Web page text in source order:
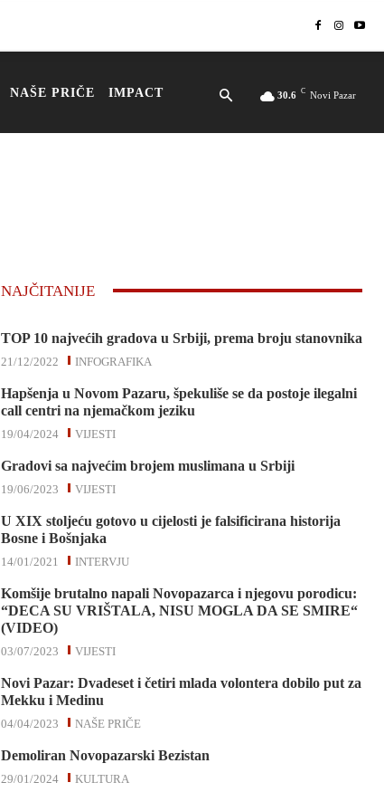
NAŠE PRIČE IMPACT 30.6 C Novi Pazar
NAJČITANIJE
TOP 10 najvećih gradova u Srbiji, prema broju stanovnika
INFOGRAFIKA
21/12/2022
Hapšenja u Novom Pazaru, špekuliše se da postoje ilegalni
call centri na njemačkom jeziku
VIJESTI
19/04/2024
Gradovi sa najvećim brojem muslimana u Srbiji
VIJESTI
19/06/2023
U XIX stoljeću gotovo u cijelosti je falsificirana historija
Bosne i Bošnjaka
INTERVJU
14/01/2021
Komšije brutalno napali Novopazarca i njegovu porodicu:
“DECA SU VRIŠTALA, NISU MOGLA DA SE SMIRE“
(VIDEO)
VIJESTI
03/07/2023
Novi Pazar: Dvadeset i četiri mlada volontera dobilo put za
Mekku i Medinu
NAŠE PRIČE
04/04/2023
Demoliran Novopazarski Bezistan
KULTURA
29/01/2024